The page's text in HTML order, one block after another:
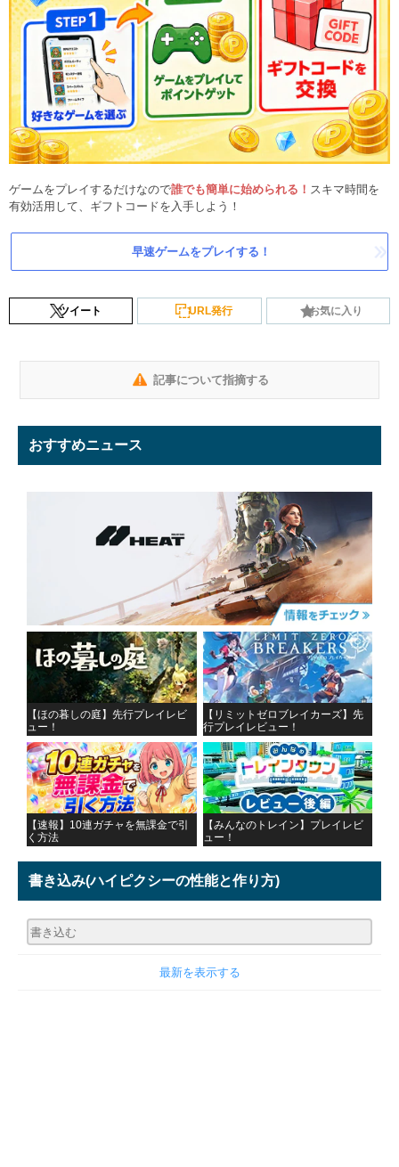
ゲームをプレイするだけなので誰でも簡単に始められる！ スキマ時間を
有効活用して、ギフトコードを入手しよう！
早速ゲームをプレイする！
ツイート URL発行 お気に入り
記事について指摘する
おすすめニュース
【ほの暮しの庭】先行プレイレビ
ュー！
【リミットゼロブレイカーズ】先
行プレイレビュー！
【速報】10連ガチャを無課金で引
く方法
【みんなのトレイン】プレイレビ
ュー！
書き込み(ハイピクシーの性能と作り方)
最新を表示する